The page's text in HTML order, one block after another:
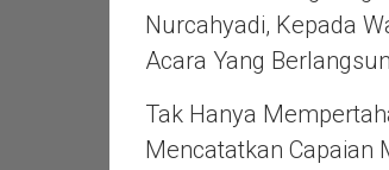
Nurcahyadi, Kepada
Acara Yang
Tak Hanya
Mencatatkan Capaian